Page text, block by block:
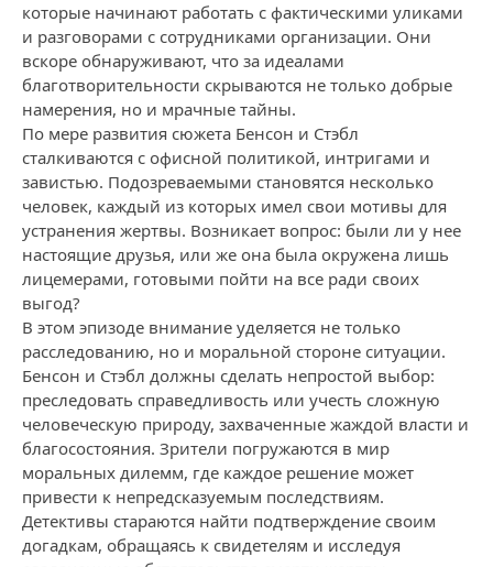
которые начинают работать с фактическими уликами
и разговорами с сотрудниками организации. Они
вскоре обнаруживают, что за идеалами
благотворительности скрываются не только добрые
намерения, но и мрачные тайны.
По мере развития сюжета Бенсон и Стэбл
сталкиваются с офисной политикой, интригами и
завистью. Подозреваемыми становятся несколько
человек, каждый из которых имел свои мотивы для
устранения жертвы. Возникает вопрос: были ли у нее
настоящие друзья, или же она была окружена лишь
лицемерами, готовыми пойти на все ради своих
выгод?
В этом эпизоде внимание уделяется не только
расследованию, но и моральной стороне ситуации.
Бенсон и Стэбл должны сделать непростой выбор:
преследовать справедливость или учесть сложную
человеческую природу, захваченные жаждой власти и
благосостояния. Зрители погружаются в мир
моральных дилемм, где каждое решение может
привести к непредсказуемым последствиям.
Детективы стараются найти подтверждение своим
догадкам, обращаясь к свидетелям и исследуя